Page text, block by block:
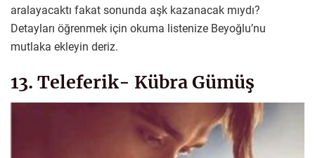
aralayacaktı fakat sonunda aşk kazanacak mıydı?
Detayları öğrenmek için okuma listenize Beyoğlu’nu
mutlaka ekleyin deriz.
13. Teleferik- Kübra Gümüş